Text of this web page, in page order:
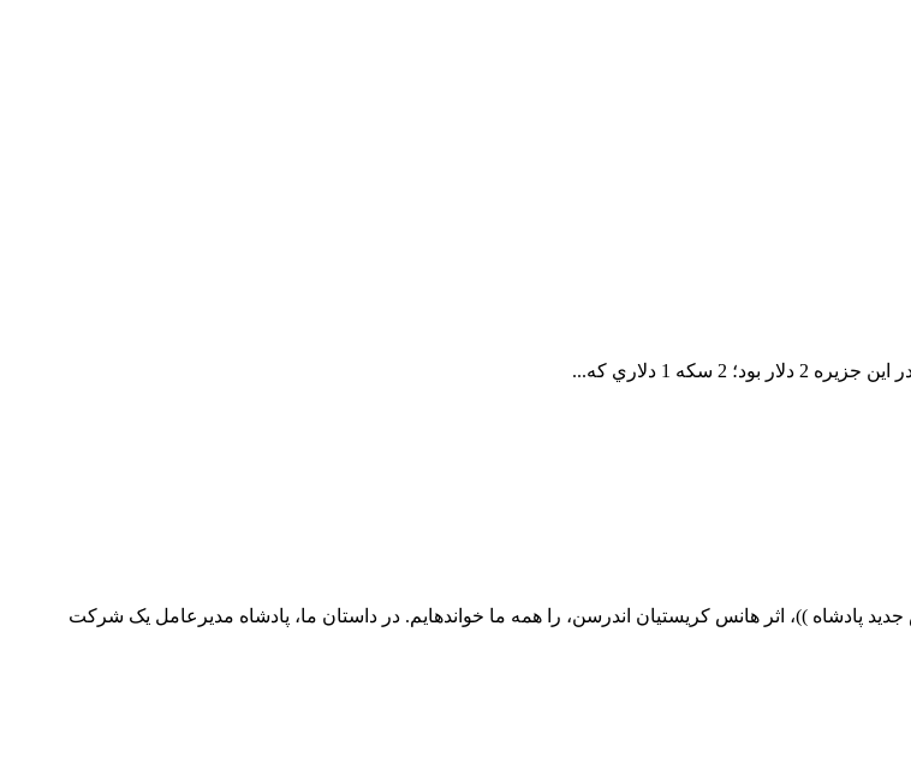
1 دلاري كه...
پادشاه ))، اثر هانس کریستیان اندرسن، را همه ما خوانده‏ایم. در داستان ما، پادشاه مدیرعامل یک شرکت